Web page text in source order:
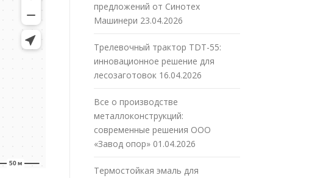
предложений от Синотех
Машинери 23.04.2026
Трелевочный трактор TDT-55:
инновационное решение для
лесозаготовок 16.04.2026
Все о производстве
металлоконструкций:
современные решения ООО
«Завод опор» 01.04.2026
Термостойкая эмаль для